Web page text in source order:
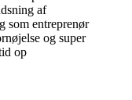
af
som entreprenør
og super
op